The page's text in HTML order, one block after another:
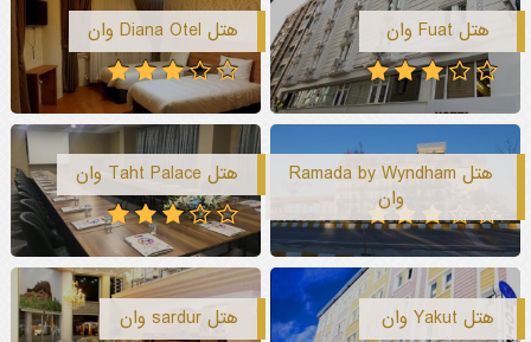
هتل Fuat وان هتل Diana Otel وان
هتل Ramada by Wyndham
وان
هتل Taht Palace وان
هتل Yakut وان هتل sardur وان